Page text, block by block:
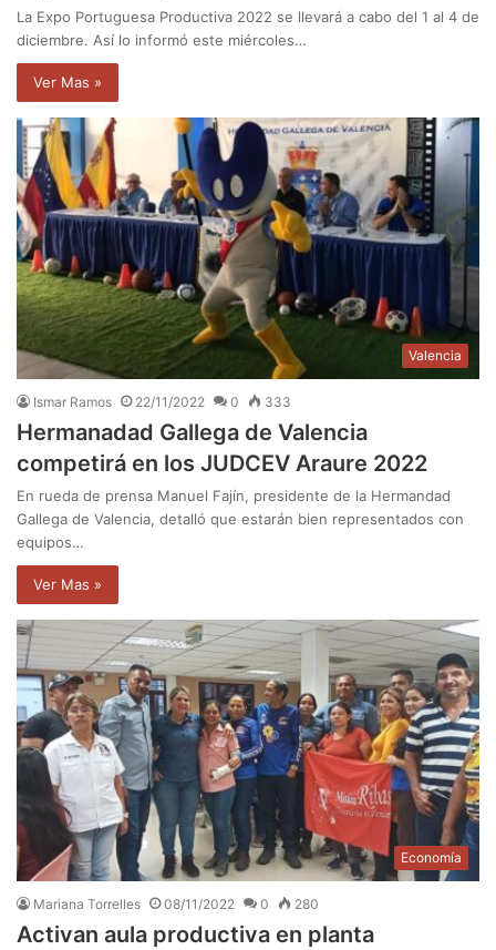
La Expo Portuguesa Productiva 2022 se llevará a cabo del 1 al 4 de
diciembre. Así lo informó este miércoles…
Ver Mas »
Valencia
Ismar Ramos 22/11/2022 0 333
Hermanadad Gallega de Valencia
competirá en los JUDCEV Araure 2022
En rueda de prensa Manuel Fajín, presidente de la Hermandad
Gallega de Valencia, detalló que estarán bien representados con
equipos…
Ver Mas »
Economía
Mariana Torrelles 08/11/2022 0 280
Activan aula productiva en planta